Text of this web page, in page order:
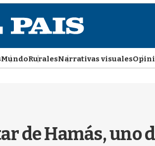
MundoRuralesNarrativas visuales
de Hamás, uno